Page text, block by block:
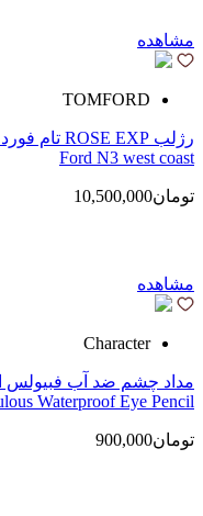
مشاهده
TOMFORD
Ford N3 west coast
تومان10,500,000
مشاهده
Character
Waterproof Eye Pencil
تومان900,000